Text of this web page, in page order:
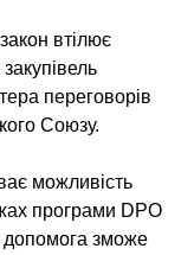
втілює
переговорів
Союзу.
можливість
програми DPO
допомога зможе